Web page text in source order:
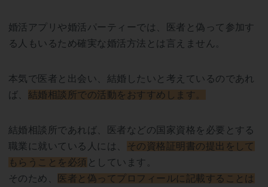
婚活アプリや婚活パーティーでは、医者と偽って参加す
る人もいるため確実な婚活方法とは言えません。
本気で医者と出会い、結婚したいと考えているのであれ
ば、 結婚相談所での活動をおすすめします。
結婚相談所であれば、医者などの国家資格を必要とする
職業に就いている人には、
その資格証明書の提出をして
もらうことを必須 としています。
そのため、
医者と偽ってプロフィールに記載することは